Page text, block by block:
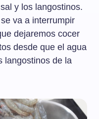
y los langostinos.
va a interrumpir
dejaremos cocer
desde que el agua
langostinos de la